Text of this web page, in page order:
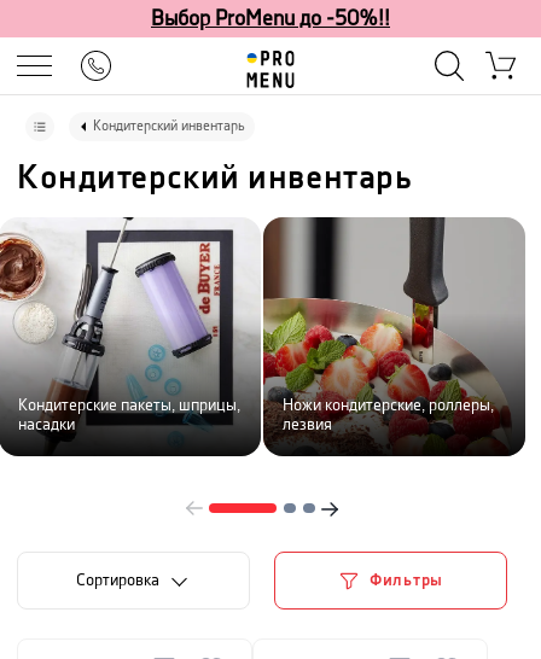
Выбор ProMenu до -50%!!
Кондитерский инвентарь
Кондитерский инвентарь
Кондитерские пакеты, шприцы,
насадки
Ножи кондитерские, роллеры,
лезвия
Cортировка Фильтры